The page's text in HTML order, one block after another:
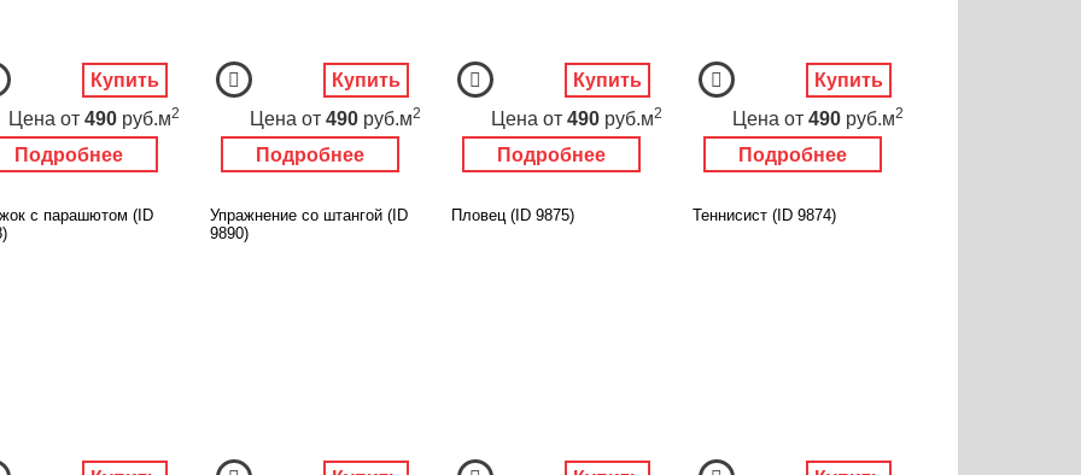
Подробнее
Цена от 490 руб.м2
Купить
Подробнее
Цена от 490 руб.м2
Купить
Подробнее
Цена от 490 руб.м2
Купить
Подробнее
Цена от 490 руб.м2
Купить
с парашютом (ID
Упражнение со штангой (ID
9890)
Пловец (ID 9875) Теннисист (ID 9874)